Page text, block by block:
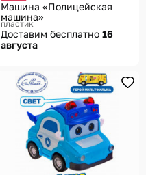
Машина «Полицейская
машина»
пластик
Доставим бесплатно 16
августа